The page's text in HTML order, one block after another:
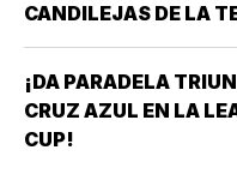
CANDILEJAS DE LA
ÁGUILA DE
CERRÓ SU
10-6 SOBRE PERICOS
TRIUNFO YA NO…
¡DA PARADELA
CRUZ AZUL EN LA
CUP!